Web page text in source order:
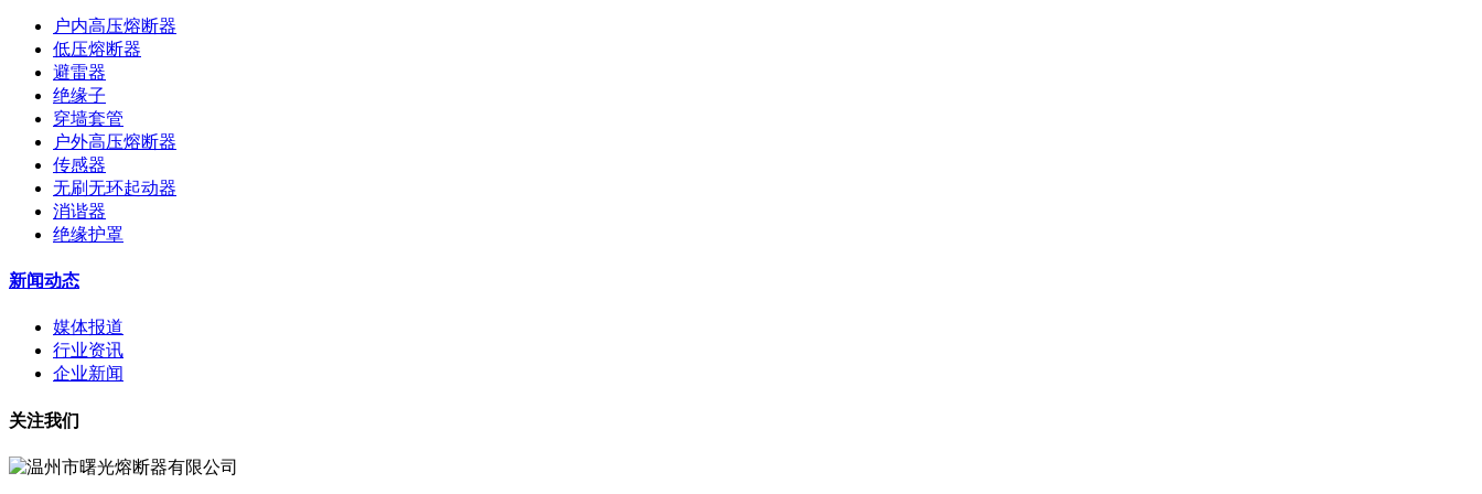
户内高压熔断器
低压熔断器
避雷器
绝缘子
穿墙套管
户外高压熔断器
传感器
无刷无环起动器
消谐器
绝缘护罩
新闻动态
媒体报道
行业资讯
企业新闻
关注我们